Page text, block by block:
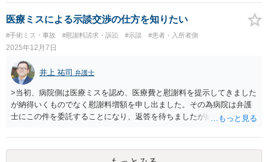
談の日程調整含めて個別にご連絡なさってください。
医療ミスによる示談交渉の仕方を知りたい
#手術ミス・事故 #慰謝料請求・訴訟 #示談 #患者・入所者側
2025年12月7日
井上 祐司 弁護士
>当初、病院側は医療ミスを認め、医療費と慰謝料を提示してきました
が納得いくものでなく慰謝料増額を申し出ました。その為病院は弁護
士にこの件を委託することになり、返答を待ちましたが納得できる返
死ぬまで合併症で悩むのにどうすべきか困っております。 ご質問の
内容からすると、後遺障害の有無についても問題になりそうですね。